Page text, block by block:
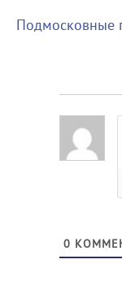
Подмосковные
0